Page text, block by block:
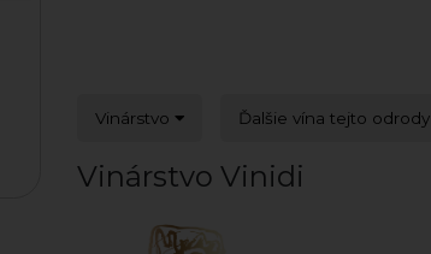
Vinárstvo Ďalšie vína tejto odrody
Vinárstvo Vinidi